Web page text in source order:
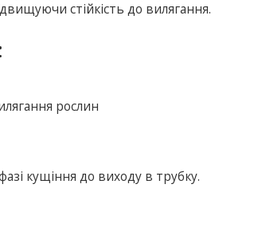
стійкість до вилягання.
рослин
кущіння до виходу в трубку.